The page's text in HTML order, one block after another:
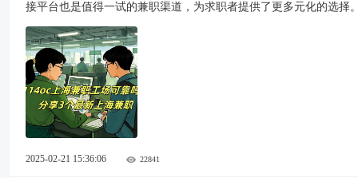
接平台也是值得一试的兼职渠道，为求职者提供了更多元化的选择
2025-02-21 15:36:06 22841